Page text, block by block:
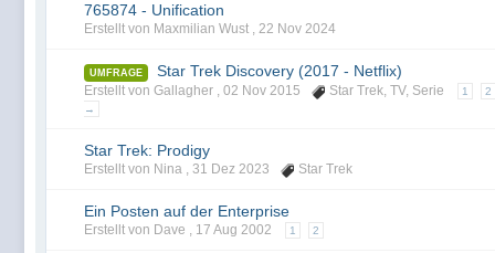
765874 - Unification
Erstellt von Maxmilian Wust , 22 Nov 2024
UMFRAGE Star Trek Discovery (2017 - Netflix)
Erstellt von Gallagher , 02 Nov 2015 Star Trek, TV, Serie 1
2
→
Star Trek: Prodigy
Erstellt von Nina , 31 Dez 2023 Star Trek
Ein Posten auf der Enterprise
Erstellt von Dave , 17 Aug 2002 1 2